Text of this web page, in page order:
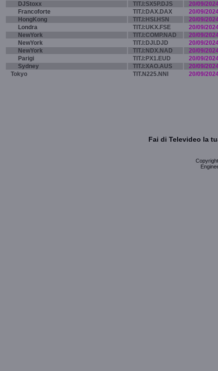
DJStoxx
TIT.I:SX5P.DJS
20/09/
Francoforte
TIT.I:DAX.DAX
20/09/
HongKong
TIT.I:HSI.HSN
20/09/
Londra
TIT.I:UKX.FSE
20/09/
NewYork
TIT.I:COMP.NAD
20/09/
NewYork
TIT.I:DJI.DJD
20/09/
NewYork
TIT.I:NDX.NAD
20/09/
Parigi
TIT.I:PX1.EUD
20/09/
Sydney
TIT.I:XAO.AUS
20/09/
Tokyo
TIT.N225.NNI 20/09/
Fai di Televideo la